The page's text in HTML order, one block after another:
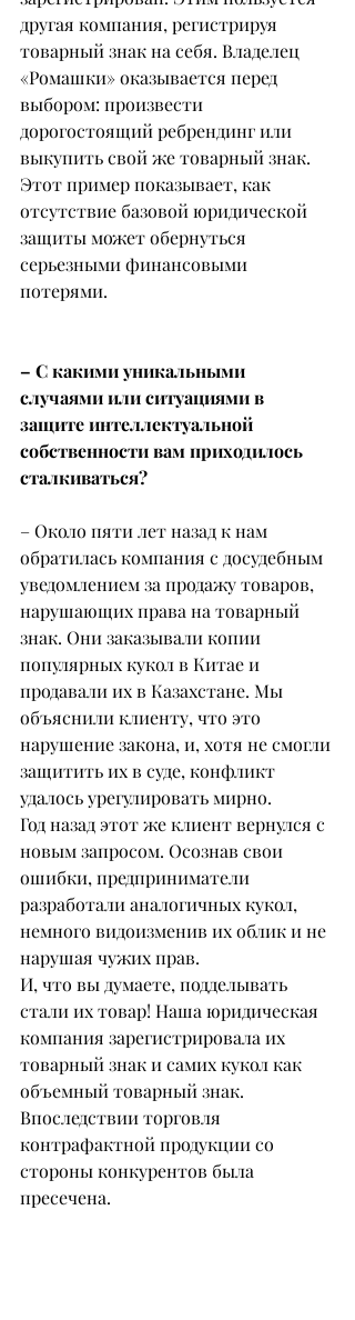
другая компания, регистрируя
товарный знак на себя. Владелец
«Ромашки» оказывается перед
выбором: произвести
дорогостоящий ребрендинг или
выкупить свой же товарный знак.
Этот пример показывает, как
отсутствие базовой юридической
защиты может обернуться
серьезными финансовыми
потерями.
– С какими уникальными
случаями или ситуациями в
защите интеллектуальной
собственности вам приходилось
сталкиваться?
– Около пяти лет назад к нам
обратилась компания с досудебным
уведомлением за продажу товаров,
нарушающих права на товарный
знак. Они заказывали копии
популярных кукол в Китае и
продавали их в Казахстане. Мы
объяснили клиенту, что это
нарушение закона, и, хотя не смогли
защитить их в суде, конфликт
удалось урегулировать мирно.
Год назад этот же клиент вернулся с
новым запросом. Осознав свои
ошибки, предприниматели
разработали аналогичных кукол,
немного видоизменив их облик и не
нарушая чужих прав.
И, что вы думаете, подделывать
стали их товар! Наша юридическая
компания зарегистрировала их
товарный знак и самих кукол как
объемный товарный знак.
Впоследствии торговля
контрафактной продукции со
стороны конкурентов была
пресечена.